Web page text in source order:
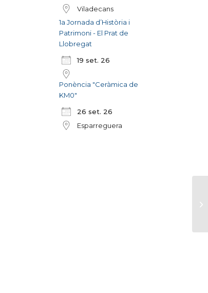
Viladecans
1a Jornada d’Història i
Patrimoni - El Prat de
Llobregat
19 set. 26
Ponència "Ceràmica de
KM0"
26 set. 26
Esparreguera